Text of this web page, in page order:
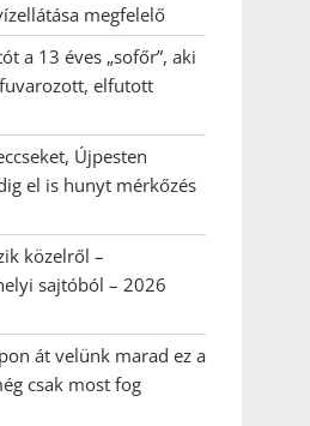
megfelelő
a 13 éves „sofőr”, aki
elfutott
Újpesten
el is hunyt mérkőzés
közelről –
sajtóból – 2026
át velünk marad ez a
csak most fog